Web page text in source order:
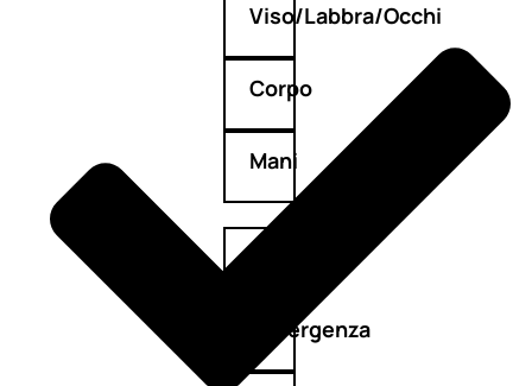
Viso/Labbra/Occhi
Corpo
Mani
Detergenza